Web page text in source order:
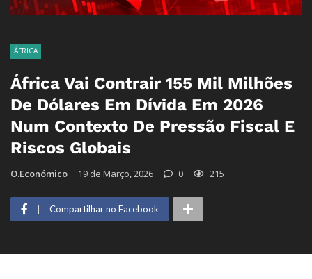
ÁFRICA
África Vai Contrair 155 Mil Milhões
De Dólares Em Dívida Em 2026
Num Contexto De Pressão Fiscal E
Riscos Globais
O.Económico 19 de Março, 2026 0 215
Compartilhar no Facebook